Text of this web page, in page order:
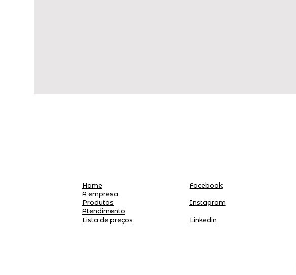
Facebook
Home
A empresa
Produtos
Atendimento
Lista de preços
Instagram
Linkedin